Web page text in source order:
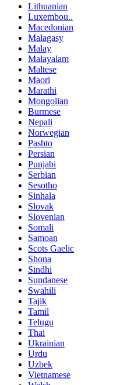
Lithuanian
Luxembou..
Macedonian
Malagasy
Malay
Malayalam
Maltese
Maori
Marathi
Mongolian
Burmese
Nepali
Norwegian
Pashto
Persian
Punjabi
Serbian
Sesotho
Sinhala
Slovak
Slovenian
Somali
Samoan
Scots Gaelic
Shona
Sindhi
Sundanese
Swahili
Tajik
Tamil
Telugu
Thai
Ukrainian
Urdu
Uzbek
Vietnamese